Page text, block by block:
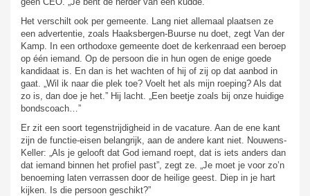
Het verschilt ook per gemeente. Lang niet allemaal plaatsen ze
een advertentie, zoals Haaksbergen-Buurse nu doet, zegt Van der
Kamp. In een orthodoxe gemeente doet de kerkenraad een beroep
op één iemand. Op de persoon die in hun ogen de enige goede
kandidaat is. En dan is het wachten of hij of zij op dat aanbod in
gaat. „Wil ik naar die plek toe? Voelt het als mijn roeping? Als dat
zo is, dan doe je het.” Hij lacht. „Een beetje zoals bij onze huidige
bondscoach…”
Er zit een soort tegenstrijdigheid in de vacature. Aan de ene kant
zijn de functie-eisen belangrijk, aan de andere kant niet. Nouwens-
Keller: „Als je gelooft dat God iemand roept, dat is iets anders dan
dat iemand binnen het profiel past”, zegt ze. „Je moet je voor zo’n
benoeming laten verrassen door de heilige geest. Diep in je hart
kijken. Is die persoon geschikt?”